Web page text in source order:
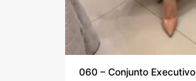
060 – Conjunto Executivo